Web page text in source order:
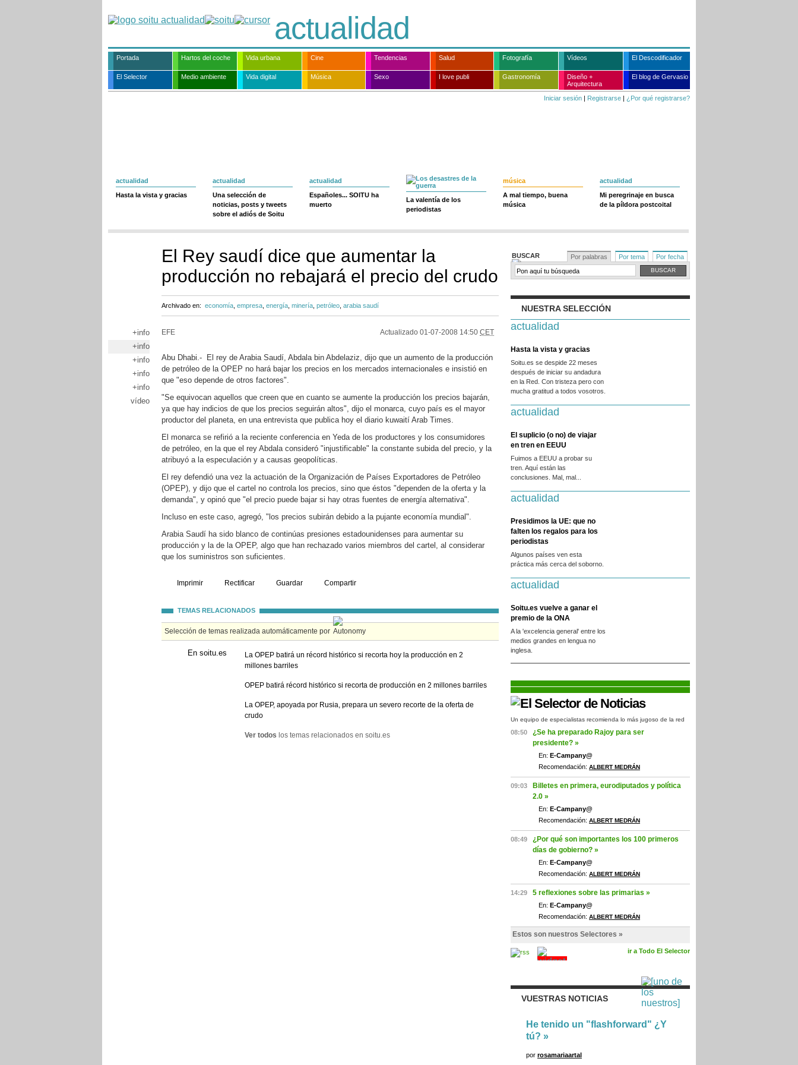
actualidad
Portada Hartos del coche Vida urbana Cine Tendencias Salud Fotografía Vídeos El Descodificador
El Selector Medio ambiente Vida digital Música Sexo I love publi Gastronomía
Diseño +
Arquitectura
El blog de Gervasio
Iniciar sesión | Registrarse | ¿Por qué registrarse?
actualidad
Hasta la vista y gracias
actualidad
Una selección de
noticias, posts y tweets
sobre el adiós de Soitu
actualidad
Españoles... SOITU ha
muerto
La valentía de los
periodistas
música
A mal tiempo, buena
música
actualidad
Mi peregrinaje en busca
de la píldora postcoital
El Rey saudí dice que aumentar la
producción no rebajará el precio del crudo
Archivado en: economía empresa energía minería petróleo arabia saudí
+info
+info
+info
+info
+info
vídeo
EFE Actualizado 01-07-2008 14:50 CET
Abu Dhabi.- El rey de Arabia Saudí, Abdala bin Abdelaziz, dijo que un aumento de la producción
de petróleo de la OPEP no hará bajar los precios en los mercados internacionales e insistió en
que "eso depende de otros factores".
"Se equivocan aquellos que creen que en cuanto se aumente la producción los precios bajarán,
ya que hay indicios de que los precios seguirán altos", dijo el monarca, cuyo país es el mayor
productor del planeta, en una entrevista que publica hoy el diario kuwaití Arab Times.
El monarca se refirió a la reciente conferencia en Yeda de los productores y los consumidores
de petróleo, en la que el rey Abdala consideró "injustificable" la constante subida del precio, y la
atribuyó a la especulación y a causas geopolíticas.
El rey defendió una vez la actuación de la Organización de Países Exportadores de Petróleo
(OPEP), y dijo que el cartel no controla los precios, sino que éstos "dependen de la oferta y la
demanda", y opinó que "el precio puede bajar si hay otras fuentes de energía alternativa".
Incluso en este caso, agregó, "los precios subirán debido a la pujante economía mundial".
Arabia Saudí ha sido blanco de continúas presiones estadounidenses para aumentar su
producción y la de la OPEP, algo que han rechazado varios miembros del cartel, al considerar
que los suministros son suficientes.
Imprimir Rectificar Guardar Compartir
TEMAS RELACIONADOS
Selección de temas realizada automáticamente por
En soitu.es
La OPEP batirá un récord histórico si recorta hoy la producción en 2
millones barriles
OPEP batirá récord histórico si recorta de producción en 2 millones barriles
La OPEP, apoyada por Rusia, prepara un severo recorte de la oferta de
crudo
Ver todos los temas relacionados en soitu.es
BUSCAR Por palabras Por tema Por fecha
NUESTRA SELECCIÓN
actualidad
Hasta la vista y gracias
Soitu.es se despide 22 meses
después de iniciar su andadura
en la Red. Con tristeza pero con
mucha gratitud a todos vosotros.
actualidad
El suplicio (o no) de viajar
en tren en EEUU
Fuimos a EEUU a probar su
tren. Aquí están las
conclusiones. Mal, mal...
actualidad
Presidimos la UE: que no
falten los regalos para los
periodistas
Algunos países ven esta
práctica más cerca del soborno.
actualidad
Soitu.es vuelve a ganar el
premio de la ONA
A la 'excelencia general' entre los
medios grandes en lengua no
inglesa.
Un equipo de especialistas recomienda lo más jugoso de la red
08:50
¿Se ha preparado Rajoy para ser
presidente? »
En: E-Campany@
Recomendación: ALBERT MEDRÁN
09:03
Billetes en primera, eurodiputados y política
2.0 »
En: E-Campany@
Recomendación: ALBERT MEDRÁN
08:49
¿Por qué son importantes los 100 primeros
días de gobierno? »
En: E-Campany@
Recomendación: ALBERT MEDRÁN
14:29 5 reflexiones sobre las primarias »
En: E-Campany@
Recomendación: ALBERT MEDRÁN
Estos son nuestros Selectores »
ir a Todo El Selector
VUESTRAS NOTICIAS
He tenido un "flashforward" ¿Y
tú? »
por rosamariaartal